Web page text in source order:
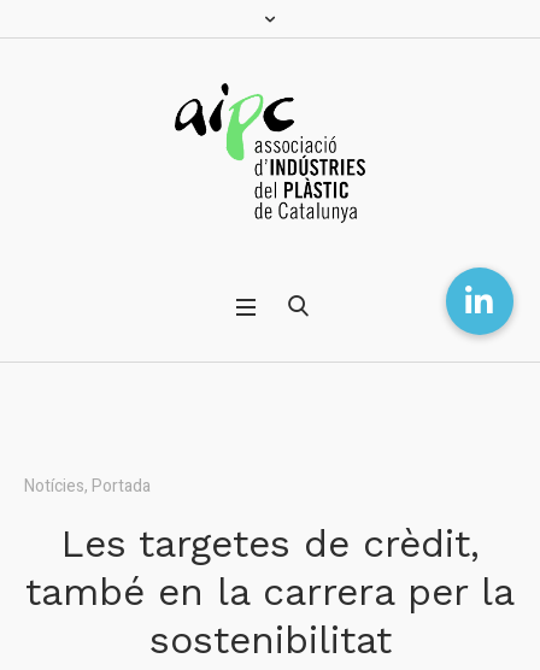
Notícies, Portada
Les targetes de crèdit,
també en la carrera per la
sostenibilitat